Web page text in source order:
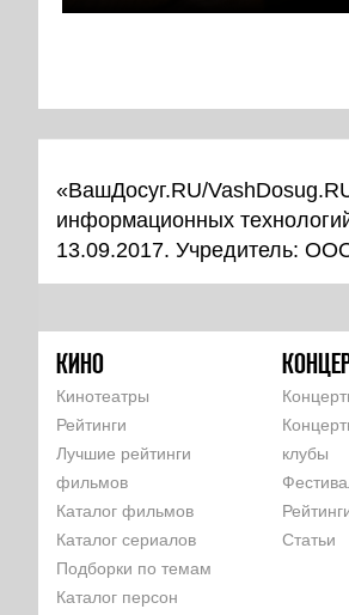
«ВашДосуг.RU/
информационных
13.09.2017. Учредитель:
КИНО
Кинотеатры
Рейтинги
Лучшие рейтинги
фильмов
Каталог фильмов
Каталог сериалов
Подборки по темам
Каталог персон
клубы
Статьи